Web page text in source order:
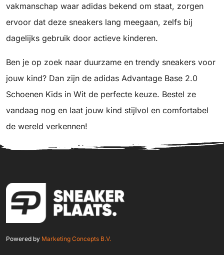
vakmanschap waar adidas bekend om staat, zorgen
ervoor dat deze sneakers lang meegaan, zelfs bij
dagelijks gebruik door actieve kinderen.
Ben je op zoek naar duurzame en trendy sneakers voor
jouw kind? Dan zijn de adidas Advantage Base 2.0
Schoenen Kids in Wit de perfecte keuze. Bestel ze
vandaag nog en laat jouw kind stijlvol en comfortabel
de wereld verkennen!
Powered by Marketing Concepts B.V.